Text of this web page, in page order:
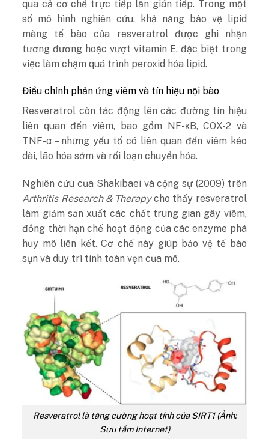
qua cả cơ chế trực tiếp lẫn gián tiếp. Trong một
số mô hình nghiên cứu, khả năng bảo vệ lipid
màng tế bào của resveratrol được ghi nhận
tương đương hoặc vượt vitamin E, đặc biệt trong
việc làm chậm quá trình peroxid hóa lipid.
Điều chỉnh phản ứng viêm và tín hiệu nội bào
Resveratrol còn tác động lên các đường tín hiệu
liên quan đến viêm, bao gồm NF-κB, COX-2 và
TNF-α – những yếu tố có liên quan đến viêm kéo
dài, lão hóa sớm và rối loạn chuyển hóa.
Nghiên cứu của Shakibaei và cộng sự (2009) trên
Arthritis Research & Therapycho thấy resveratrol
làm giảm sản xuất các chất trung gian gây viêm,
đồng thời hạn chế hoạt động của các enzyme phá
hủy mô liên kết. Cơ chế này giúp bảo vệ tế bào
sụn và duy trì tính toàn vẹn của mô.
Resveratrol là tăng cường hoạt tính của SIRT1 (Ảnh:
Sưu tầm Internet)